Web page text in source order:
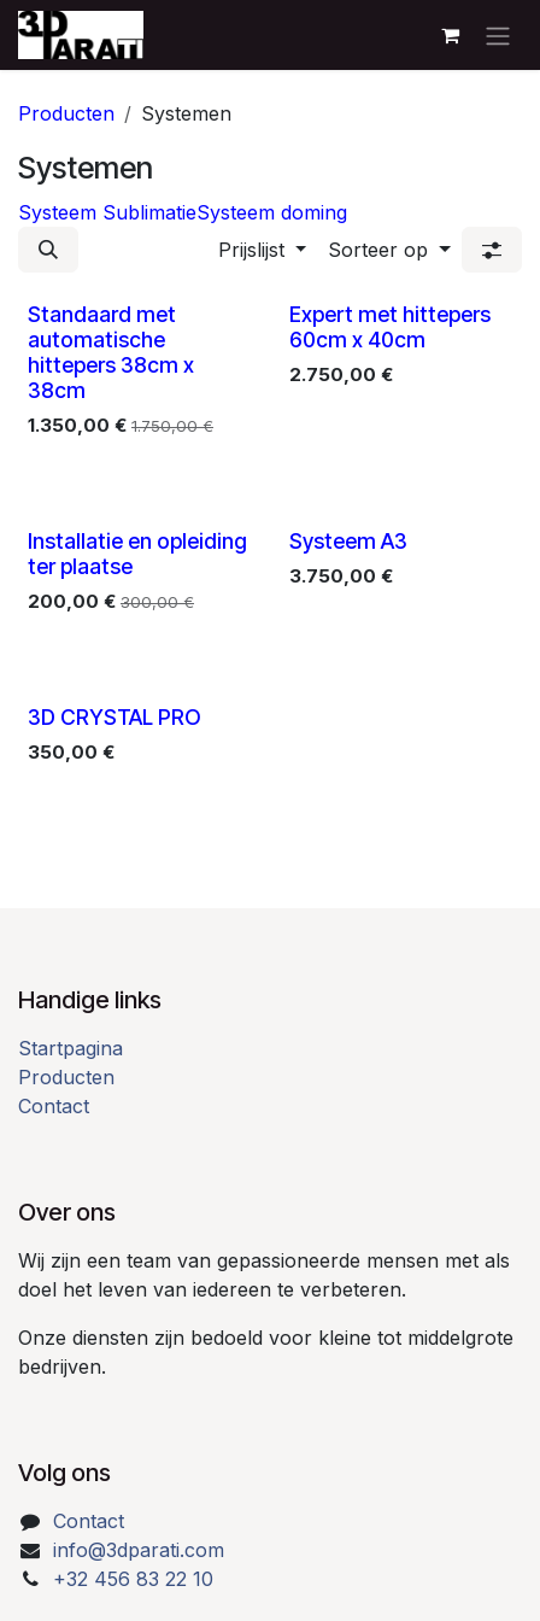
Overslaan naar inhoud
Producten Systemen
Systemen
Systeem SublimatieSysteem doming
Prijslijst
Sorteer op
Standaard met
automatische
hittepers 38cm x
38cm
1.350,00 € 1.750,00€
Expert met hittepers
60cm x 40cm
2.750,00 €
Installatie en opleiding
ter plaatse
200,00 € 300,00€
Systeem A3
3.750,00 €
3D CRYSTAL PRO
350,00 €
Handige links
Startpagina
Producten
Contact
Over ons
Wij zijn een team van gepassioneerde mensen met als
doel het leven van iedereen te verbeteren.
Onze diensten zijn bedoeld voor kleine tot middelgrote
bedrijven.
Volg ons
Contact
info@3dparati.com
+32 456 83 22 10